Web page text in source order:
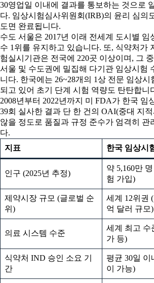
30영업일 이내에 결과를 통보하는 것으로
다. 임상시험심사위원회(IRB)의 윤리 심의
도면 완료됩니다.
수도 서울은 2017년 이래 전세계 도시별 임
수 1위를 유지하고 있습니다. 또, 식약처가
험실시기관은 전국에 220곳 이상이며, 그 중
서울 및 수도권에 밀집해 다기관 임상시험
니다. 한국에는 26~28개의 1상 전문 임상시
되고 있어 초기 단계 시험 역량도 탄탄합니
2008년부터 2022년까지 미 FDA가 한국 임
39회 실사한 결과 단 한 건의 OAI(중대 지적
않을 정도로 품질과 규정 준수가 엄격히 관
다.
지표
한국 임상시
인구 (2025년 추정)
약 5,160만
험 가입)
제약시장 규모 (글로벌 순
위)
세계 12위권
억 달러 규모)
의료 시스템 수준
세계 최고 수
가 등)
식약처 IND 승인 소요 기
간
평균 30일 이
이 가능)